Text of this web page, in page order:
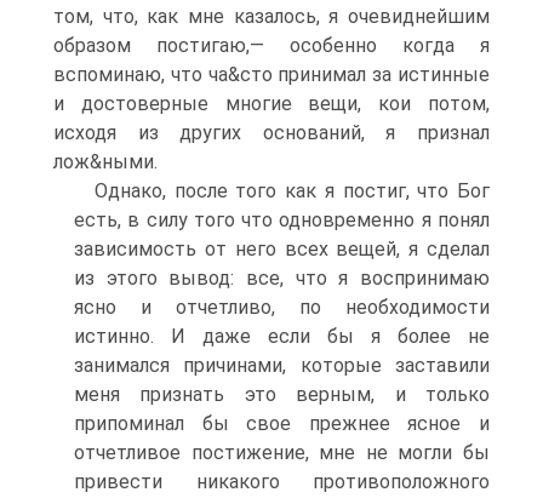
том, что, как мне казалось, я очевиднейшим
образом постигаю,— особенно когда я
вспоминаю, что ча&сто принимал за истинные
и достоверные многие вещи, кои потом,
исходя из других оснований, я признал
лож&ными.
Однако, после того как я постиг, что Бог
есть, в силу того что одновременно я понял
зависимость от него всех вещей, я сделал
из этого вывод: все, что я воспринимаю
ясно и отчетливо, по необходимости
истинно. И даже если бы я более не
занимался причинами, которые заставили
меня признать это верным, и только
припоминал бы свое прежнее ясное и
отчетливое постижение, мне не могли бы
привести никакого противоположного